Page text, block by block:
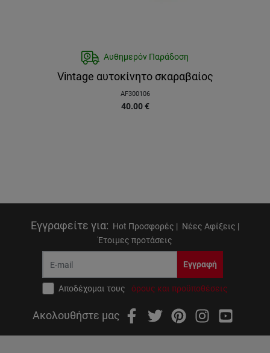
Αυθημερόν Παράδοση
Vintage αυτοκίνητο σκαραβαίος
AF300106
40.00 €
Εγγραφείτε για: Hot Προσφορές | Νέες Αφίξεις |
Έτοιμες προτάσεις
Εγγραφή
Αποδέχομαι τους όρους και προϋποθέσεις
Ακολουθήστε μας